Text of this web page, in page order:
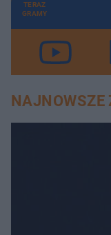
TERAZ
GRAMY
NAJNOWSZE